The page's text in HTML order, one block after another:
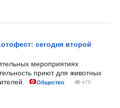
сегодня второй
мероприятиях
приют для животных
Общество 476